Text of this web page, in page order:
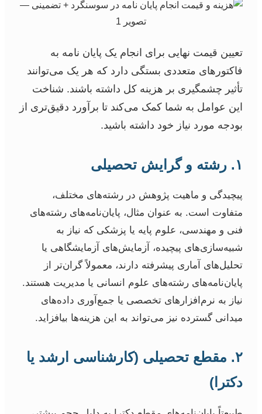
تعیین قیمت نهایی برای انجام یک پایان نامه به
فاکتورهای متعددی بستگی دارد که هر یک می‌توانند
تأثیر چشمگیری بر هزینه کل داشته باشند. شناخت
این عوامل به شما کمک می‌کند تا برآورد دقیق‌تری از
بودجه مورد نیاز خود داشته باشید.
۱. رشته و گرایش تحصیلی
پیچیدگی و ماهیت پژوهش در رشته‌های مختلف،
متفاوت است. به عنوان مثال، پایان‌نامه‌های رشته‌های
فنی و مهندسی، علوم پایه یا پزشکی که نیاز به
شبیه‌سازی‌های پیچیده، آزمایش‌های آزمایشگاهی یا
تحلیل‌های آماری پیشرفته دارند، معمولاً گران‌تر از
پایان‌نامه‌های رشته‌های علوم انسانی یا مدیریت هستند.
نیاز به نرم‌افزارهای تخصصی یا جمع‌آوری داده‌های
میدانی گسترده نیز می‌تواند به این هزینه‌ها بیافزاید.
۲. مقطع تحصیلی (کارشناسی ارشد یا
دکترا)